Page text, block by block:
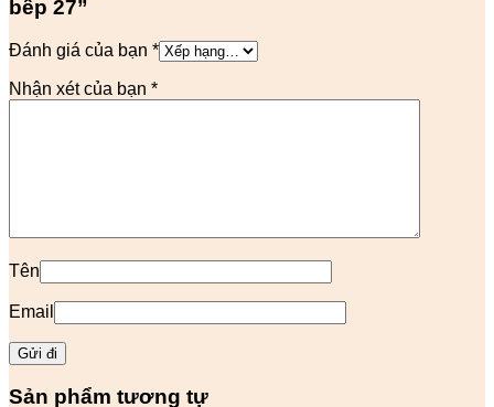
bếp 27”
Đánh giá của bạn *
Nhận xét của bạn *
Tên
Email
Sản phẩm tương tự